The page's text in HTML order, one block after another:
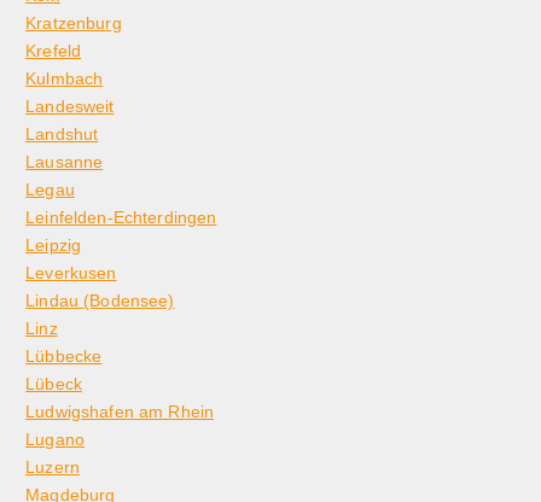
Kratzenburg
Krefeld
Kulmbach
Landesweit
Landshut
Lausanne
Legau
Leinfelden-Echterdingen
Leipzig
Leverkusen
Lindau (Bodensee)
Linz
Lübbecke
Lübeck
Ludwigshafen am Rhein
Lugano
Luzern
Magdeburg